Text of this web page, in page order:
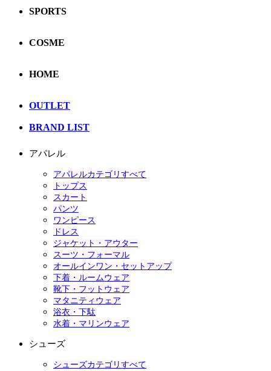
SPORTS
COSME
HOME
OUTLET
BRAND LIST
アパレル
アパレルカテゴリすべて
トップス
スカート
パンツ
ワンピース
ドレス
ジャケット・アウター
スーツ・フォーマル
オールインワン・セットアップ
下着・ルームウェア
靴下・フットウェア
マタニティウェア
浴衣・下駄
水着・マリンウェア
シューズ
シューズカテゴリすべて